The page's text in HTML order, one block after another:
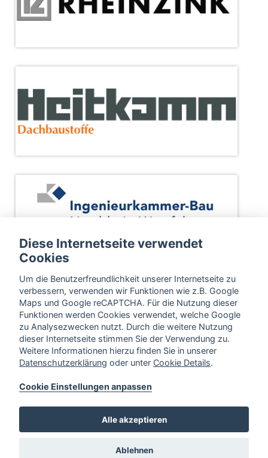
Diese Internetseite verwendet
Cookies
Um die Benutzerfreundlichkeit unserer Internetseite zu
verbessern, verwenden wir Funktionen wie z.B. Google
Maps und Google reCAPTCHA. Für die Nutzung dieser
Funktionen werden Cookies verwendet, welche Google
zu Analysezwecken nutzt. Durch die weitere Nutzung
dieser Internetseite stimmen Sie der Verwendung zu.
Weitere Informationen hierzu finden Sie in unserer
Datenschutzerklärung oder unter Cookie Details.
Cookie Einstellungen anpassen
Alle akzeptieren
Ablehnen